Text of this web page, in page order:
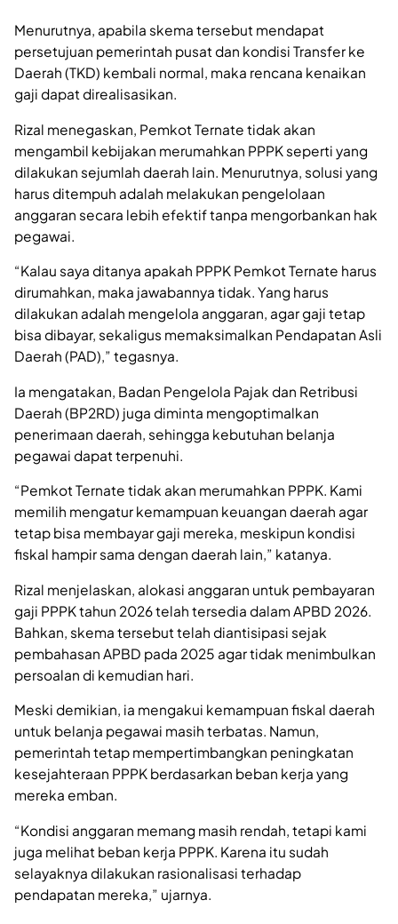
Menurutnya, apabila skema tersebut mendapat
persetujuan pemerintah pusat dan kondisi Transfer ke
Daerah (TKD) kembali normal, maka rencana kenaikan
gaji dapat direalisasikan.
Rizal menegaskan, Pemkot Ternate tidak akan
mengambil kebijakan merumahkan PPPK seperti yang
dilakukan sejumlah daerah lain. Menurutnya, solusi yang
harus ditempuh adalah melakukan pengelolaan
anggaran secara lebih efektif tanpa mengorbankan hak
pegawai.
“Kalau saya ditanya apakah PPPK Pemkot Ternate harus
dirumahkan, maka jawabannya tidak. Yang harus
dilakukan adalah mengelola anggaran, agar gaji tetap
bisa dibayar, sekaligus memaksimalkan Pendapatan Asli
Daerah (PAD),” tegasnya.
Ia mengatakan, Badan Pengelola Pajak dan Retribusi
Daerah (BP2RD) juga diminta mengoptimalkan
penerimaan daerah, sehingga kebutuhan belanja
pegawai dapat terpenuhi.
“Pemkot Ternate tidak akan merumahkan PPPK. Kami
memilih mengatur kemampuan keuangan daerah agar
tetap bisa membayar gaji mereka, meskipun kondisi
fiskal hampir sama dengan daerah lain,” katanya.
Rizal menjelaskan, alokasi anggaran untuk pembayaran
gaji PPPK tahun 2026 telah tersedia dalam APBD 2026.
Bahkan, skema tersebut telah diantisipasi sejak
pembahasan APBD pada 2025 agar tidak menimbulkan
persoalan di kemudian hari.
Meski demikian, ia mengakui kemampuan fiskal daerah
untuk belanja pegawai masih terbatas. Namun,
pemerintah tetap mempertimbangkan peningkatan
kesejahteraan PPPK berdasarkan beban kerja yang
mereka emban.
“Kondisi anggaran memang masih rendah, tetapi kami
juga melihat beban kerja PPPK. Karena itu sudah
selayaknya dilakukan rasionalisasi terhadap
pendapatan mereka,” ujarnya.